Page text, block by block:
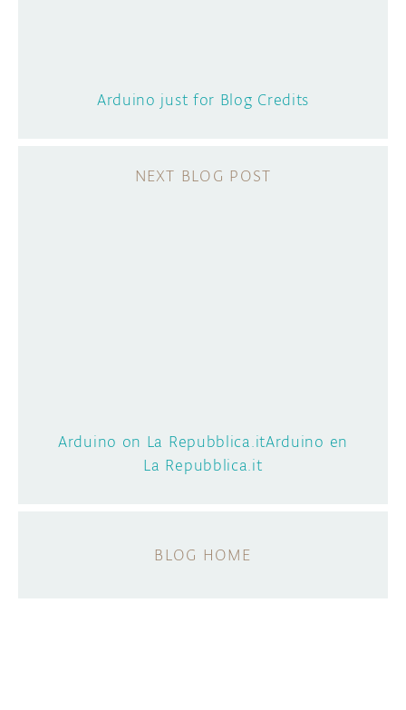
Arduino just for Blog Credits
Arduino on La Repubblica.itArduino en
La Repubblica.it
BLOG HOME